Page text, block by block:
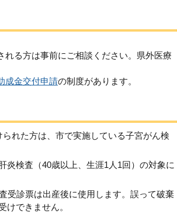
る方は事前にご相談ください。県外医療
成金交付申請の制度があります。
れた方は、市で実施している子宮がん検
炎検査（40歳以上、生涯1人1回）の対象に
受診票は出産後に使用します。誤って破棄
けできません。